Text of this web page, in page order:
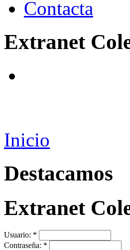
Contacta
Extranet
Inicio
Destacamos
Extranet
Usuario: *
Contraseña: *